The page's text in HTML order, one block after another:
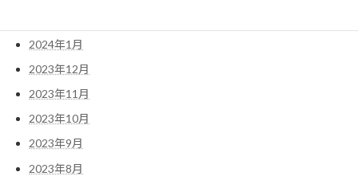
2024年1月
2023年12月
2023年11月
2023年10月
2023年9月
2023年8月